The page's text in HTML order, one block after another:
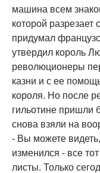
машина всем
которой разрезает
придумал
утвердил король
революционеры
казни и с ее
короля. Но после
гильотине пришли
снова взяли на
- Вы можете
изменился - все
листы. Только